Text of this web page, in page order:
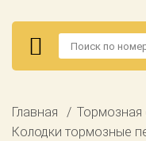
запросу
техобслуживание
Регистрация
Главная
Тормозная
Колодки тормозные